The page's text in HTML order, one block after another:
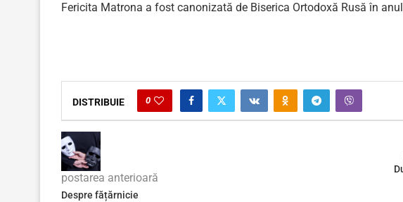
Fericita Matrona a fost canonizată de Biserica Ortodoxă Rusă în
DISTRIBUIE 0
postarea anterioară
Despre fățărnicie